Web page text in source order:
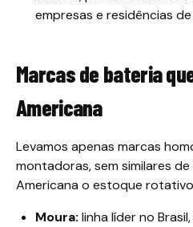
empresas e residências
Marcas de bateria
Americana
Levamos apenas marcas
montadoras, sem similares
Americana o estoque
Moura: linha líder no